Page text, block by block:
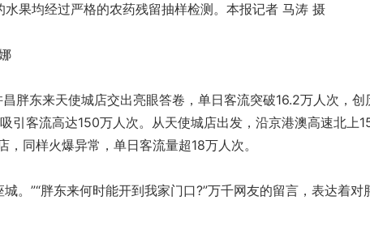
水果均经过严格的农药残留抽样检测。本报记者 马涛 摄
东来天使城店交出亮眼答卷，单日客流突破16.2万人次，创
引客流高达150万人次。从天使城店出发，沿京港澳高速北上
，同样火爆异常，单日客流量超18万人次。
”“胖东来何时能开到我家门口?”万千网友的留言，表达着对